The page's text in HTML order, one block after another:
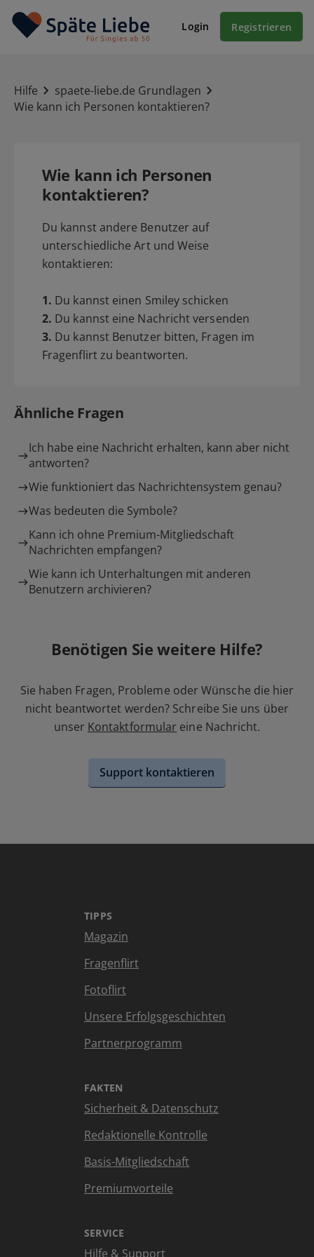
Login Registrieren
Hilfe
spaete-liebe.de Grundlagen
Wie kann ich Personen kontaktieren?
Wie kann ich Personen
kontaktieren?
Du kannst andere Benutzer auf
unterschiedliche Art und Weise
kontaktieren:
1. Du kannst einen Smiley schicken
2. Du kannst eine Nachricht versenden
3. Du kannst Benutzer bitten, Fragen im
Fragenflirt zu beantworten.
Ähnliche Fragen
Ich habe eine Nachricht erhalten, kann aber nicht
antworten?
Wie funktioniert das Nachrichtensystem genau?
Was bedeuten die Symbole?
Kann ich ohne Premium-Mitgliedschaft
Nachrichten empfangen?
Wie kann ich Unterhaltungen mit anderen
Benutzern archivieren?
Benötigen Sie weitere Hilfe?
Sie haben Fragen, Probleme oder Wünsche die hier
nicht beantwortet werden? Schreibe Sie uns über
unser Kontaktformular eine Nachricht.
Support kontaktieren
TIPPS
Magazin
Fragenflirt
Fotoflirt
Unsere Erfolgsgeschichten
Partnerprogramm
FAKTEN
Sicherheit & Datenschutz
Redaktionelle Kontrolle
Basis-Mitgliedschaft
Premiumvorteile
SERVICE
Hilfe & Support